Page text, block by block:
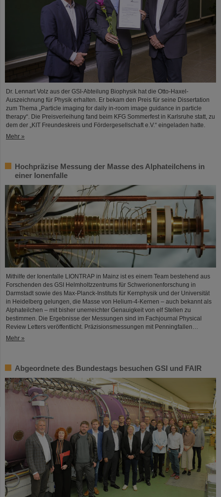
Dr. Lennart Volz aus der GSI-Abteilung Biophysik hat die Otto-Haxel-
Auszeichnung für Physik erhalten. Er bekam den Preis für seine Dissertation
zum Thema „Particle imaging for daily in-room image guidance in particle
therapy“. Die Preisverleihung fand beim KFG Sommerfest in Karlsruhe statt, zu
dem der „KIT Freundeskreis und Fördergesellschaft e.V.“ eingeladen hatte.
Mehr »
Hochpräzise Messung der Masse des Alphateilchens in
einer Ionenfalle
Mithilfe der Ionenfalle LIONTRAP in Mainz ist es einem Team bestehend aus
Forschenden des GSI Helmholtzzentrums für Schwerionenforschung in
Darmstadt sowie des Max-Planck-Instituts für Kernphysik und der Universität
in Heidelberg gelungen, die Masse von Helium-4-Kernen – auch bekannt als
Alphateilchen – mit bisher unerreichter Genauigkeit von elf Stellen zu
bestimmen. Die Ergebnisse der Messungen sind im Fachjournal Physical
Review Letters veröffentlicht. Präzisionsmessungen mit Penningfallen…
Mehr »
Abgeordnete des Bundestags besuchen GSI und FAIR